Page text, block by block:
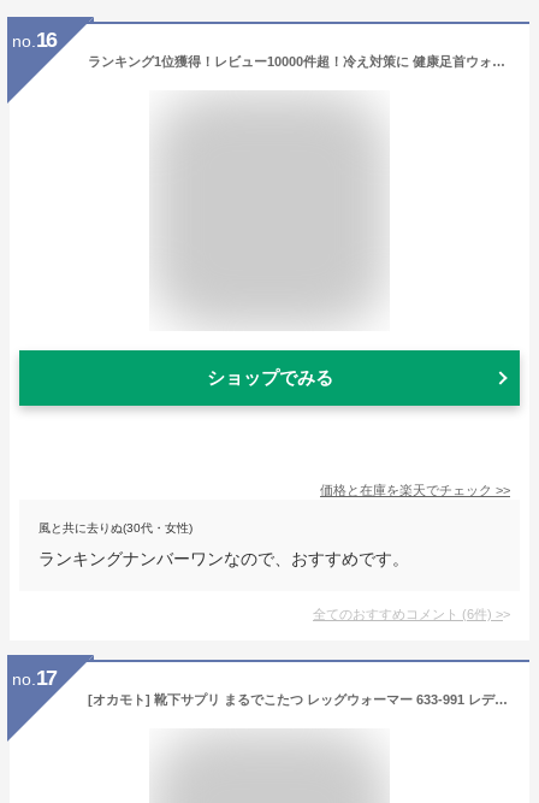
no. 16
ランキング1位獲得！レビュー10000件超！冷え対策に 健康足首ウォーマー レッグウォーマー シルク 足首ウォーマー あったか 足首 温め グッズ 冷えとり 睡眠 防寒 ショート シルク 日本製 山忠 温むすび おんむすび
ショップでみる
価格と在庫を楽天でチェック >>
風と共に去りぬ(30代・女性)
ランキングナンバーワンなので、おすすめです。
全てのおすすめコメント (6件) >
no. 17
[オカモト] 靴下サプリ まるでこたつ レッグウォーマー 633-991 レディース ブラック 日本 FREEサイズ (-)